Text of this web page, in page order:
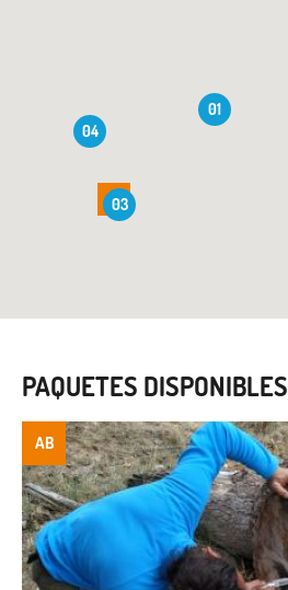
AB
AB
01
03
04
PAQUETES DISPONIBLES
AB